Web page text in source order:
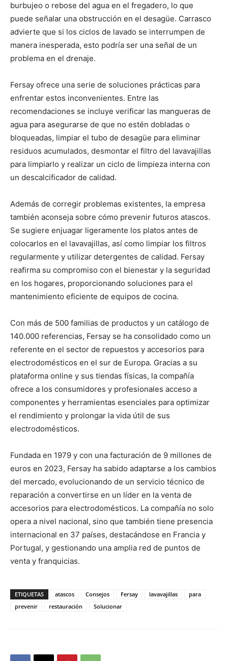
burbujeo o rebose del agua en el fregadero, lo que
puede señalar una obstrucción en el desagüe. Carrasco
advierte que si los ciclos de lavado se interrumpen de
manera inesperada, esto podría ser una señal de un
problema en el drenaje.
Fersay ofrece una serie de soluciones prácticas para
enfrentar estos inconvenientes. Entre las
recomendaciones se incluye verificar las mangueras de
agua para asegurarse de que no estén dobladas o
bloqueadas, limpiar el tubo de desagüe para eliminar
residuos acumulados, desmontar el filtro del lavavajillas
para limpiarlo y realizar un ciclo de limpieza interna con
un descalcificador de calidad.
Además de corregir problemas existentes, la empresa
también aconseja sobre cómo prevenir futuros atascos.
Se sugiere enjuagar ligeramente los platos antes de
colocarlos en el lavavajillas, así como limpiar los filtros
regularmente y utilizar detergentes de calidad. Fersay
reafirma su compromiso con el bienestar y la seguridad
en los hogares, proporcionando soluciones para el
mantenimiento eficiente de equipos de cocina.
Con más de 500 familias de productos y un catálogo de
140.000 referencias, Fersay se ha consolidado como un
referente en el sector de repuestos y accesorios para
electrodomésticos en el sur de Europa. Gracias a su
plataforma online y sus tiendas físicas, la compañía
ofrece a los consumidores y profesionales acceso a
componentes y herramientas esenciales para optimizar
el rendimiento y prolongar la vida útil de sus
electrodomésticos.
Fundada en 1979 y con una facturación de 9 millones de
euros en 2023, Fersay ha sabido adaptarse a los cambios
del mercado, evolucionando de un servicio técnico de
reparación a convertirse en un líder en la venta de
accesorios para electrodomésticos. La compañía no solo
opera a nivel nacional, sino que también tiene presencia
internacional en 37 países, destacándose en Francia y
Portugal, y gestionando una amplia red de puntos de
venta y franquicias.
ETIQUETAS atascos Consejos Fersay lavavajillas
para
prevenir
restauración Solucionar